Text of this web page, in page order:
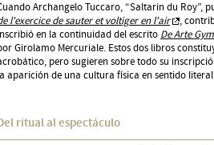
Archangelo Tuccaro, “Saltarin du Roy”,
l'exercice de sauter et voltiger en l'air
,
en la continuidad del escrito De Arte
Girolamo Mercuriale. Estos dos libros
pero sugieren sobre todo su
aparición de una cultura física en sentido
ritual al espectáculo